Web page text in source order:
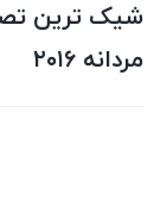
شیک ترین
مردانه ۲۰۱۶